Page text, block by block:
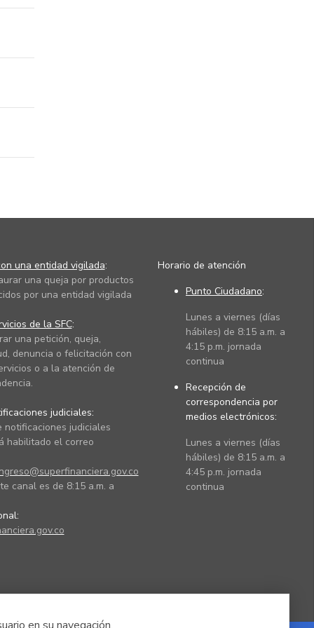
una entidad vigilada:
una queja por productos
por una entidad vigilada
de la SFC:
una petición, queja,
denuncia o felicitación con
o a la atención de
judiciales:
notificaciones judiciales
habilitado el correo
canal es de 8:15 a.m. a
Horario de atención
Punto Ciudadano:
Lunes a viernes (días
hábiles) de 8:15 a.m. a
4:15 p.m. jornada
continua
Recepción de
correspondencia por
medios electrónicos:
Lunes a viernes (días
hábiles) de 8:15 a.m. a
4:45 p.m. jornada
continua